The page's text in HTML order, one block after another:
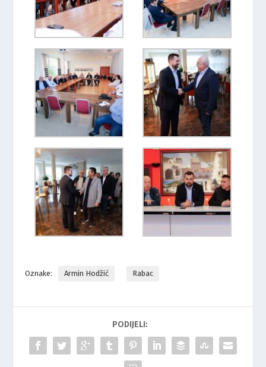
Oznake: Armin Hodžić Rabac
PODIJELI: